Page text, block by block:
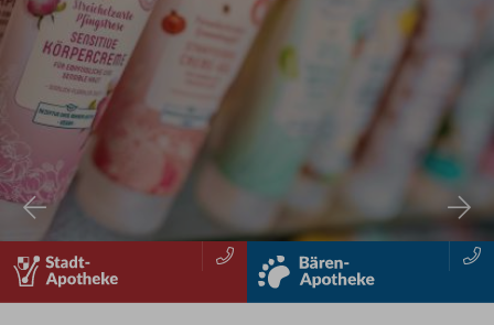
stadtapotheke
Zusammenfassung
baerenapotheke
Zusammenfassung